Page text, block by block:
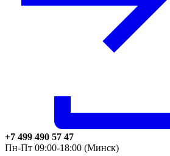
+7 499 490 57 47
Пн-Пт 09:00-18:00 (Минск)